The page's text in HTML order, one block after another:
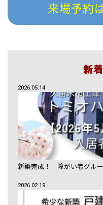
来場予約
新
2026.05.14
新築完成！ 障がい者グルー
2026.02.19